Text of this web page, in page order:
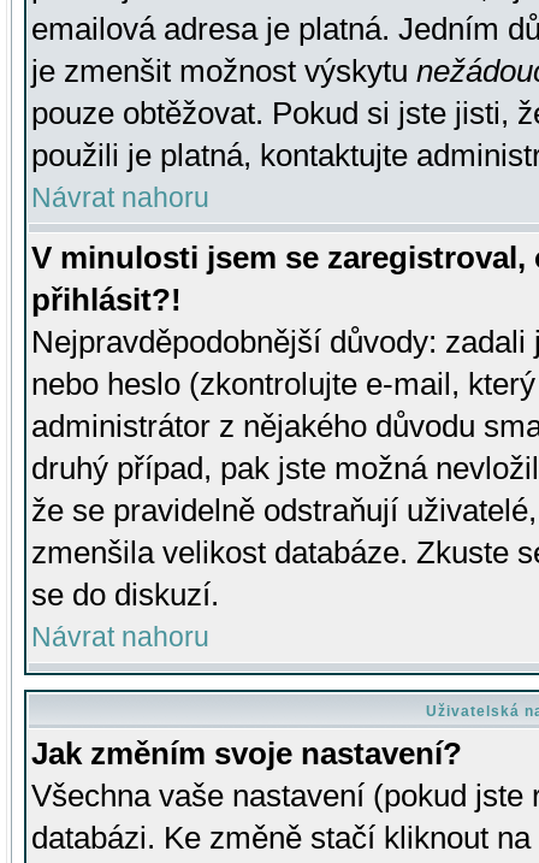
emailová adresa je platná. Jedním
je zmenšit možnost výskytu
pouze obtěžovat. Pokud si jste jisti,
použili je platná, kontaktujte
Návrat nahoru
V minulosti jsem se
přihlásit?!
Nejpravděpodobnější důvody:
nebo heslo (zkontrolujte e-mail,
administrátor z nějakého důvodu
druhý případ, pak jste možná
že se pravidelně odstraňují
zmenšila velikost databáze. Zkuste
se do diskuzí.
Návrat nahoru
Uživatelská
Jak změním svoje nastavení?
Všechna vaše nastavení (pokud
databázi. Ke změně stačí kliknout